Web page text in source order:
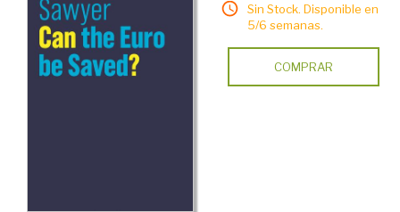
Sin Stock. Disponible en
5/6 semanas.
COMPRAR